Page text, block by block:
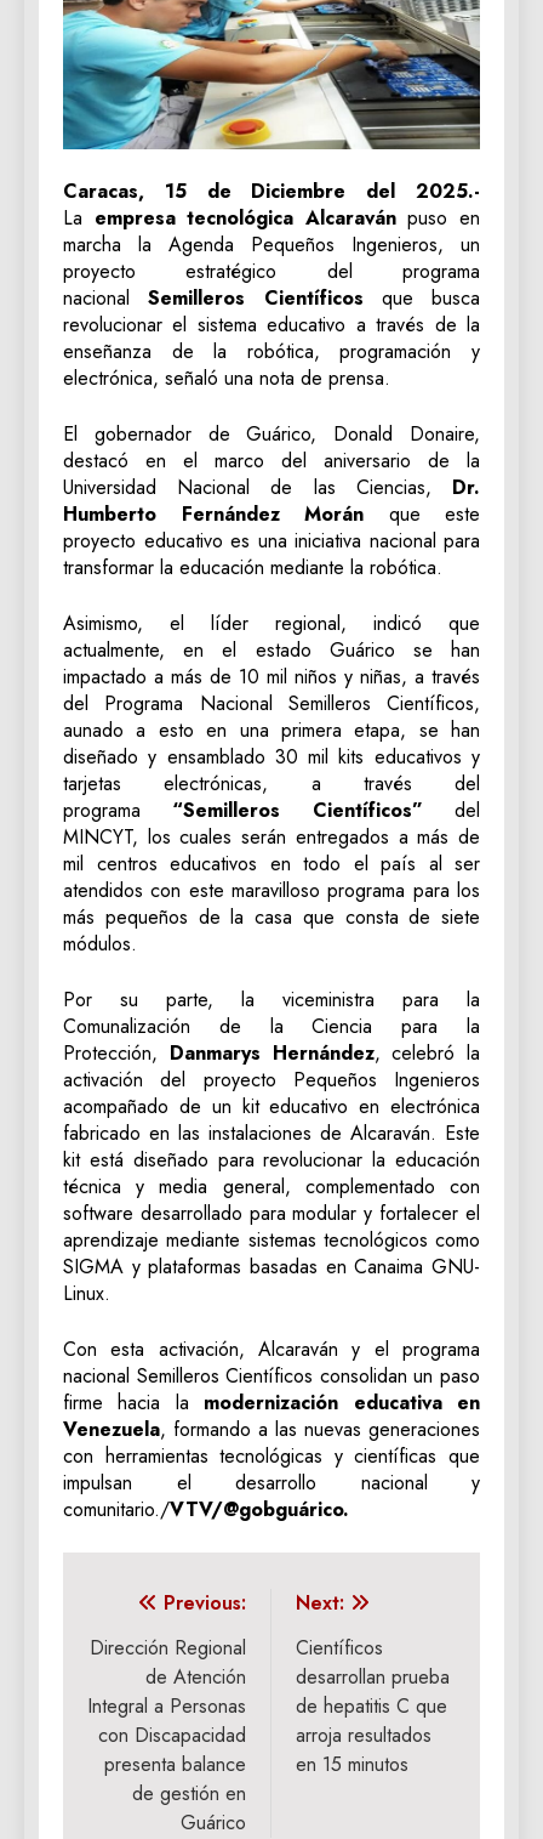
Caracas, 15 de Diciembre del 2025.-
La empresa tecnológica Alcaravánpuso en
marcha la Agenda Pequeños Ingenieros, un
proyecto estratégico del programa
nacionalSemilleros Científicos que busca
revolucionar el sistema educativo a través de la
enseñanza de la robótica, programación y
electrónica, señaló una nota de prensa.
El gobernador de Guárico, Donald Donaire,
destacó en el marco del aniversario de la
Universidad Nacional de las Ciencias, Dr.
Humberto Fernández Morán que este
proyecto educativo es una iniciativa nacional para
transformar la educación mediante la robótica.
Asimismo, el líder regional, indicó que
actualmente, en el estado Guárico se han
impactado a más de 10 mil niños y niñas, a través
del Programa Nacional Semilleros Científicos,
aunado a esto en una primera etapa, se han
diseñado y ensamblado 30 mil kits educativos y
tarjetas electrónicas, a través del
programa “Semilleros Científicos” del
MINCYT, los cuales serán entregados a más de
mil centros educativos en todo el país al ser
atendidos con este maravilloso programa para los
más pequeños de la casa que consta de siete
módulos.
Por su parte, la viceministra para la
Comunalización de la Ciencia para la
Protección, Danmarys Hernández, celebró la
activación del proyecto Pequeños Ingenieros
acompañado de un kit educativo en electrónica
fabricado en las instalaciones de Alcaraván. Este
kit está diseñado para revolucionar la educación
técnica y media general, complementado con
software desarrollado para modular y fortalecer el
aprendizaje mediante sistemas tecnológicos como
SIGMA y plataformas basadas en Canaima GNU-
Linux.
Con esta activación, Alcaraván y el programa
nacional Semilleros Científicos consolidan un paso
firme hacia la modernización educativa en
Venezuela, formando a las nuevas generaciones
con herramientas tecnológicas y científicas que
impulsan el desarrollo nacional y
comunitario./VTV/@gobguárico.
Navegación
de
entradas
Previous:
Dirección Regional
de Atención
Integral a Personas
con Discapacidad
presenta balance
de gestión en
Guárico
Next:
Científicos
desarrollan prueba
de hepatitis C que
arroja resultados
en 15 minutos